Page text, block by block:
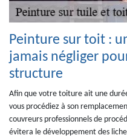
Peinture sur toit :
jamais négliger
structure
Afin que votre toiture ait une
vous procédiez à son
couvreurs professionnels de
évitera le développement des